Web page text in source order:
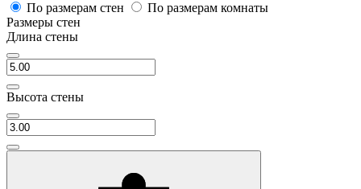
По размерам стен
По размерам комнаты
Размеры стен
Длина стены
Высота стены